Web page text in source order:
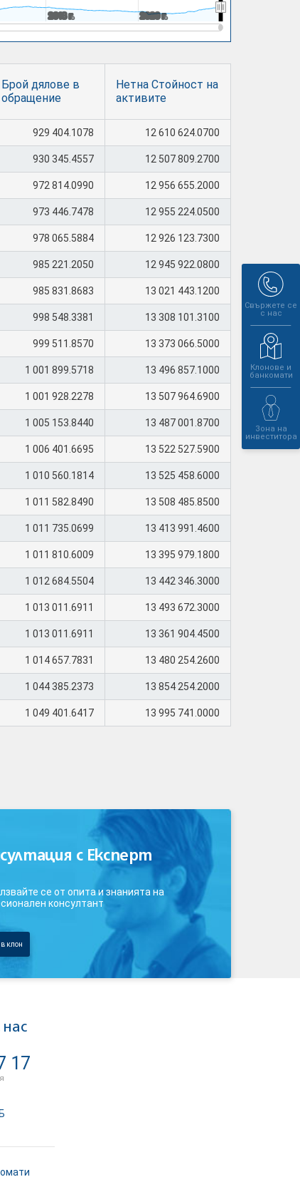
Свържете се
с нас
Клонове и
банкомати
Зона на
инвеститора
2018 г.
2018 г. 2020 г.
2020 г.
Брой дялове в
обращение
Нетна Стойност на
активите
929 404.1078 12 610 624.0700
930 345.4557 12 507 809.2700
972 814.0990 12 956 655.2000
973 446.7478 12 955 224.0500
978 065.5884 12 926 123.7300
985 221.2050 12 945 922.0800
985 831.8683 13 021 443.1200
998 548.3381 13 308 101.3100
999 511.8570 13 373 066.5000
1 001 899.5718 13 496 857.1000
1 001 928.2278 13 507 964.6900
1 005 153.8440 13 487 001.8700
1 006 401.6695 13 522 527.5900
1 010 560.1814 13 525 458.6000
1 011 582.8490 13 508 485.8500
1 011 735.0699 13 413 991.4600
1 011 810.6009 13 395 979.1800
1 012 684.5504 13 442 346.3000
1 013 011.6911 13 493 672.3000
1 013 011.6911 13 361 904.4500
1 014 657.7831 13 480 254.2600
1 044 385.2373 13 854 254.2000
1 049 401.6417 13 995 741.0000
с Експерт
се от опита и знанията на
консултант
клон
17